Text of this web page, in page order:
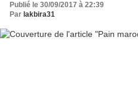
Publié le 30/09/2017 à 22:39
Par lakbira31